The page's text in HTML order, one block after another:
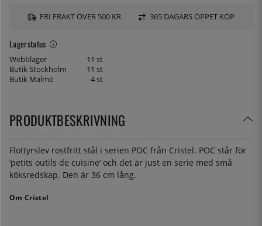
Lagerstatus
Webblager
11 st
Butik Stockholm
11 st
Butik Malmö
4 st
FRI FRAKT ÖVER 500 KR 365 DAGARS ÖPPET KÖP
PRODUKTBESKRIVNING
Flottyrslev rostfritt stål i serien POC från Cristel. POC står för
‘petits outils de cuisine’ och det är just en serie med små
köksredskap. Den är 36 cm lång.
Om Cristel